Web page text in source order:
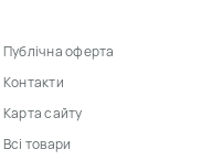
Публічна оферта
Контакти
Карта сайту
Всі товари